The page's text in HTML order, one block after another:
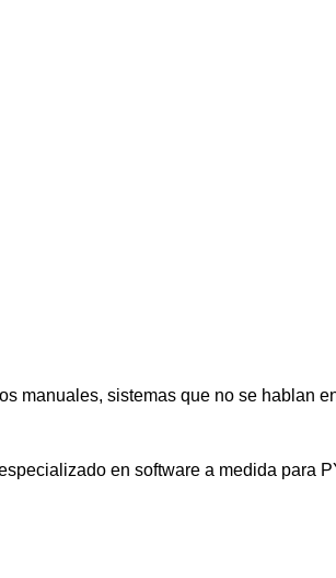
manuales, sistemas que no se hablan
en software a medida para